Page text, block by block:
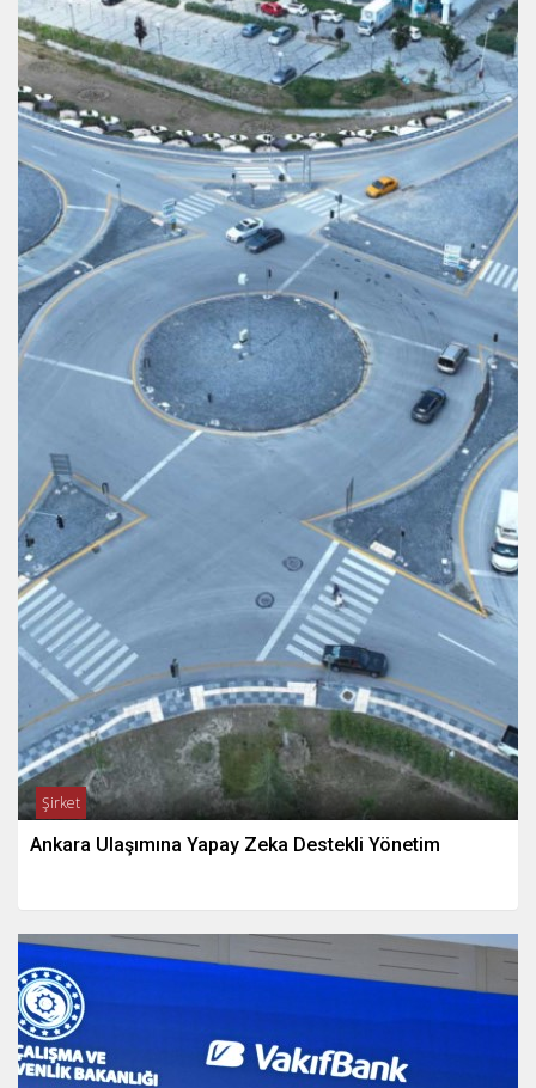
Şirket
Ankara Ulaşımına Yapay Zeka Destekli Yönetim